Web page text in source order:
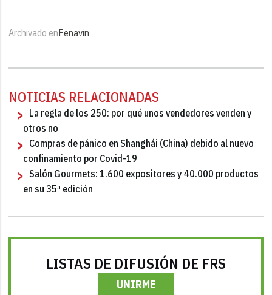
Archivado enFenavin
NOTICIAS RELACIONADAS
La regla de los 250: por qué unos vendedores venden y
otros no
Compras de pánico en Shanghái (China) debido al nuevo
confinamiento por Covid-19
Salón Gourmets: 1.600 expositores y 40.000 productos
en su 35ª edición
LISTAS DE DIFUSIÓN DE FRS
UNIRME